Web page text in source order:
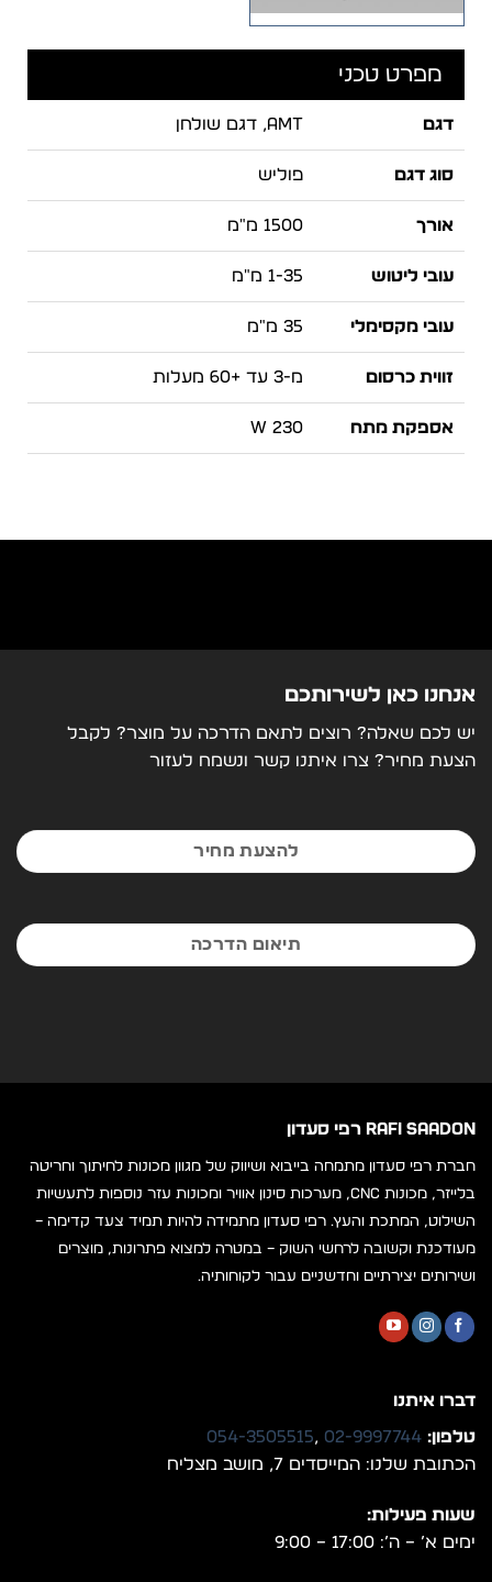
מפרט טכני
דגם AMT, דגם שולחן
סוג דגם פוליש
אורך 1500 מ"מ
עובי ליטוש 1-35 מ"מ
עובי מקסימלי 35 מ"מ
זווית כרסום מ-3 עד +60 מעלות
אספקת מתח 230 W
אנחנו כאן לשירותכם
יש לכם שאלה? רוצים לתאם הדרכה על מוצר? לקבל
הצעת מחיר? צרו איתנו קשר ונשמח לעזור
להצעת מחיר
תיאום הדרכה
RAFI SAADON רפי סעדון
חברת רפי סעדון מתמחה בייבוא ושיווק של מגוון מכונות לחיתוך וחריטה
בלייזר, מכונות CNC, מערכות סינון אוויר ומכונות עזר נוספות לתעשיות
השילוט, המתכת והעץ. רפי סעדון מתמידה להיות תמיד צעד קדימה –
מעודכנת וקשובה לרחשי השוק – במטרה למצוא פתרונות, מוצרים
ושירותים יצירתיים וחדשניים עבור לקוחותיה.
דברו איתנו
טלפון: 02-9997744
,
054-3505515
הכתובת שלנו: המייסדים 7, מושב מצליח
שעות פעילות:
ימים א’ – ה’: 17:00 – 9:00